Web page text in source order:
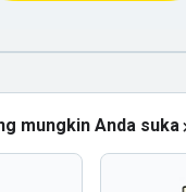
mungkin Anda suka